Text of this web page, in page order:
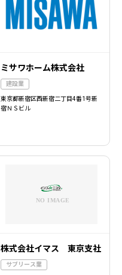
ミサワホーム株式会社
建設業
東京都新宿区西新宿二丁目4番1号新
宿ＮＳビル
株式会社イマス 東京支社
サブリース業